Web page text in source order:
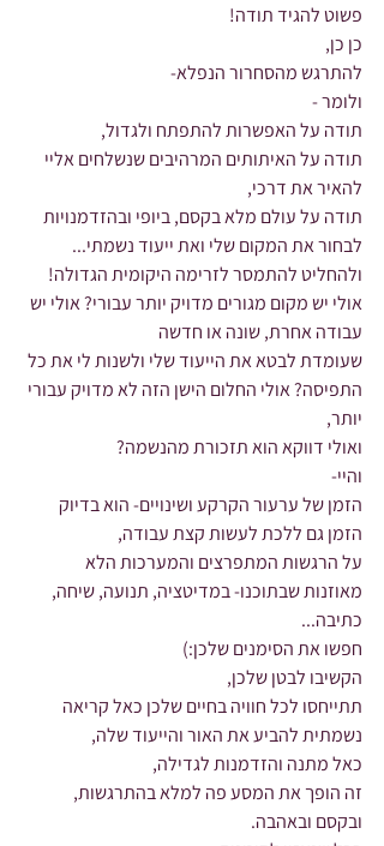
פשוט להגיד תודה!
כן כן,
להתרגש מהסחרור הנפלא-
ולומר -
תודה על האפשרות להתפתח ולגדול,
תודה על האיתותים המרהיבים שנשלחים אליי
להאיר את דרכי,
תודה על עולם מלא בקסם, ביופי ובהזדמנויות
לבחור את המקום שלי ואת ייעוד נשמתי...
ולהחליט להתמסר לזרימה היקומית הגדולה!
אולי יש מקום מגורים מדויק יותר עבורי? אולי יש
עבודה אחרת, שונה או חדשה
שעומדת לבטא את הייעוד שלי ולשנות לי את כל
התפיסה? אולי החלום הישן הזה לא מדויק עבורי
יותר,
ואולי דווקא הוא תזכורת מהנשמה?
והיי-
הזמן של ערעור הקרקע ושינויים- הוא בדיוק
הזמן גם ללכת לעשות קצת עבודה,
על הרגשות המתפרצים והמערכות הלא
מאוזנות שבתוכנו- במדיטציה, תנועה, שיחה,
כתיבה...
חפשו את הסימנים שלכן:)
הקשיבו לבטן שלכן,
תתייחסו לכל חוויה בחיים שלכן כאל קריאה
נשמתית להביע את האור והייעוד שלה,
כאל מתנה והזדמנות לגדילה,
זה הופך את המסע פה למלא בהתרגשות,
ובקסם ובאהבה.